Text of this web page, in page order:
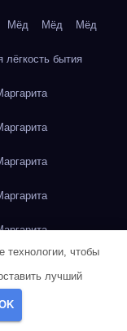
Мёд Мёд Мёд
бытия
технологии, чтобы
лучший